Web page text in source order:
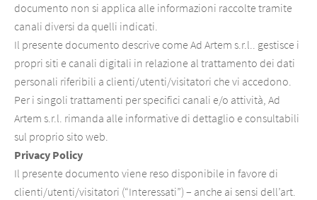
documento non si applica alle informazioni raccolte tramite
canali diversi da quelli indicati.
Il presente documento descrive come Ad Artem s.r.l.. gestisce i
propri siti e canali digitali in relazione al trattamento dei dati
personali riferibili a clienti/utenti/visitatori che vi accedono.
Per i singoli trattamenti per specifici canali e/o attività, Ad
Artem s.r.l. rimanda alle informative di dettaglio e consultabili
sul proprio sito web.
Privacy Policy
Il presente documento viene reso disponibile in favore di
clienti/utenti/visitatori (“Interessati”) – anche ai sensi dell’art.